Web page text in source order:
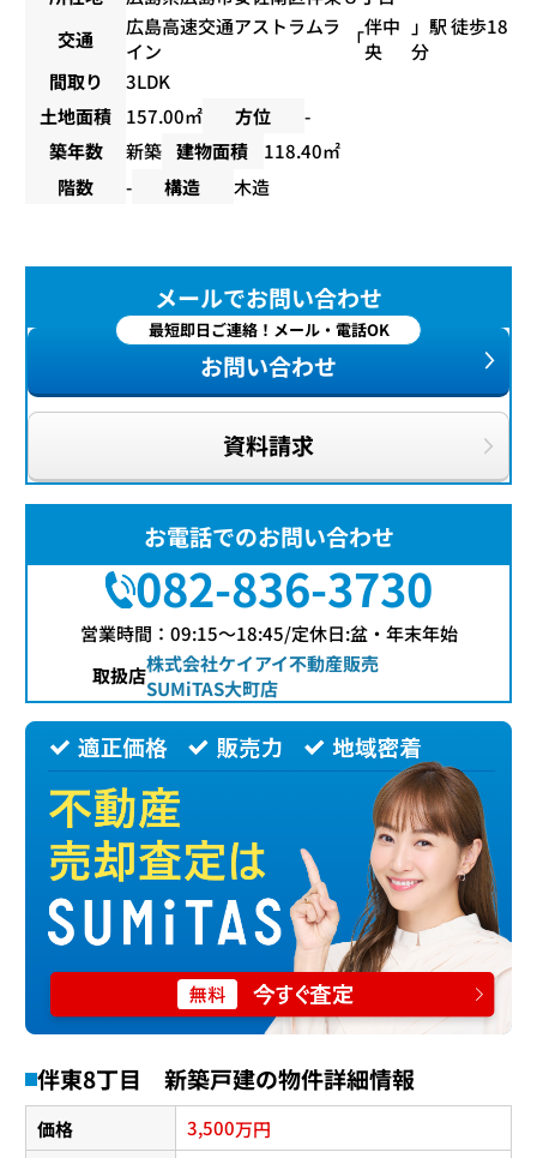
交通
広島高速交通アストラムラ
イン
「伴中
央
」駅 徒歩18
分
間取り
3LDK
土地面積
157.00㎡ 方位
-
築年数
新築 建物面積
118.40㎡
階数
- 構造 木造
メールでお問い合わせ
最短即日ご連絡！メール・電話OK
お問い合わせ
資料請求
お電話でのお問い合わせ
082-836-3730
営業時間：09:15〜18:45/定休日:盆・年末年始
取扱店株式会社ケイアイ不動産販売
SUMiTAS大町店
伴東8丁目 新築戸建の物件詳細情報
価格 3,500万円